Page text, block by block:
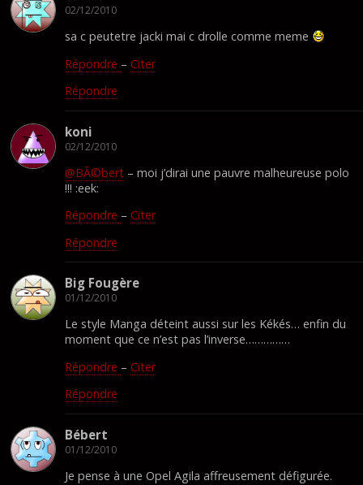
02/12/2010
sa c peutetre jacki mai c drolle comme meme
Répondre – Citer
Répondre
koni
02/12/2010
@BÃ©bert – moi j’dirai une pauvre malheureuse polo
!!! :eek:
Répondre – Citer
Répondre
Big Fougère
01/12/2010
Le style Manga déteint aussi sur les Kékés… enfin du
moment que ce n’est pas l’inverse……………
Répondre – Citer
Répondre
Bébert
01/12/2010
Je pense à une Opel Agila affreusement défigurée.